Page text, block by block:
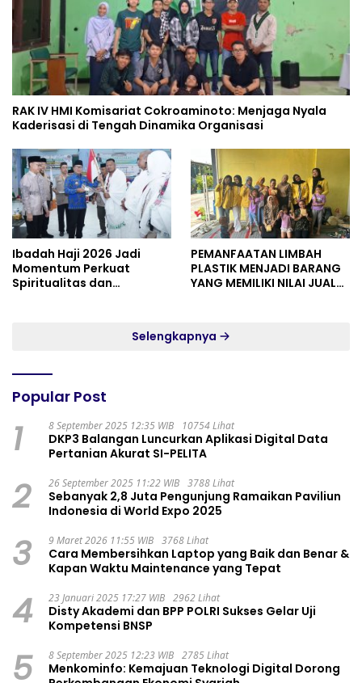
RAK IV HMI Komisariat Cokroaminoto: Menjaga Nyala
Kaderisasi di Tengah Dinamika Organisasi
Ibadah Haji 2026 Jadi
Momentum Perkuat
Spiritualitas dan
PEMANFAATAN LIMBAH
PLASTIK MENJADI BARANG
YANG MEMILIKI NILAI JUAL
Selengkapnya
Popular Post
1 8 September 2025 12:35 WIB 10754 Lihat
DKP3 Balangan Luncurkan Aplikasi Digital Data
Pertanian Akurat SI-PELITA
2 26 September 2025 11:22 WIB 3788 Lihat
Sebanyak 2,8 Juta Pengunjung Ramaikan Paviliun
Indonesia di World Expo 2025
3 9 Maret 2026 11:55 WIB 3768 Lihat
Cara Membersihkan Laptop yang Baik dan Benar &
Kapan Waktu Maintenance yang Tepat
4 23 Januari 2025 17:27 WIB 2962 Lihat
Disty Akademi dan BPP POLRI Sukses Gelar Uji
Kompetensi BNSP
5 8 September 2025 12:23 WIB 2785 Lihat
Menkominfo: Kemajuan Teknologi Digital Dorong